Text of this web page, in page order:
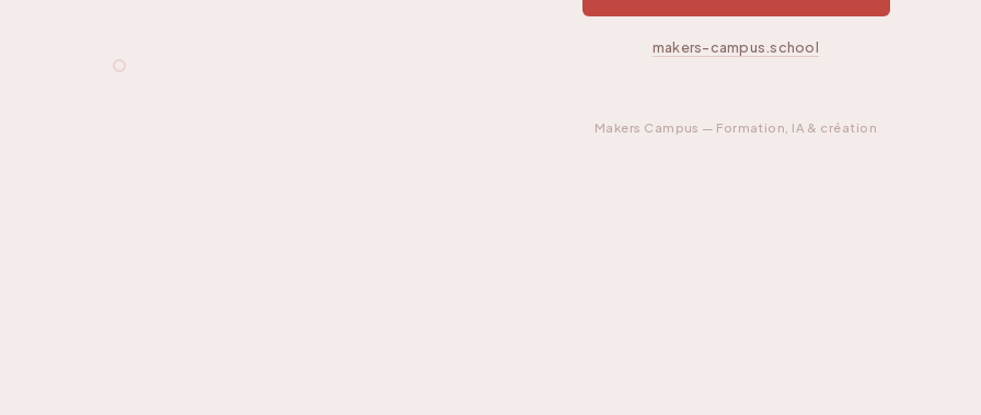
makers-campus.school
Makers Campus — Formation, IA & création